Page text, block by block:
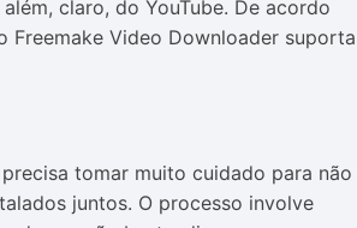
claro, do YouTube. De acordo
Freemake Video Downloader suporta
tomar muito cuidado para não
juntos. O processo involve